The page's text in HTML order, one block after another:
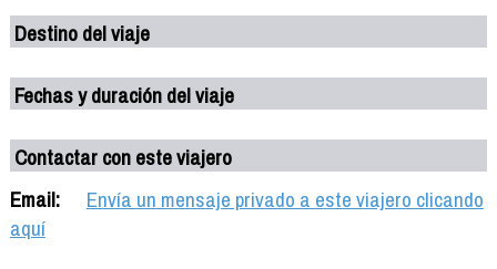
Destino del viaje
Fechas y duración del viaje
Contactar con este viajero
Email:
Envía un mensaje privado a este viajero clicando
aquí